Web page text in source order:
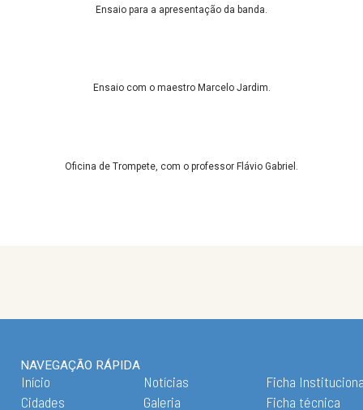
Ensaio para a apresentação da banda.
Ensaio com o maestro Marcelo Jardim.
Oficina de Trompete, com o professor Flávio Gabriel.
NAVEGAÇÃO RÁPIDA
Início
Cidades
Notícias
Galeria
Ficha
Ficha técnica